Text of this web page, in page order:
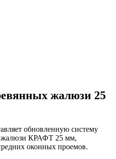
жалюзи 25
обновленную систему
жалюзи КРАФТ 25 мм,
оконных проемов.